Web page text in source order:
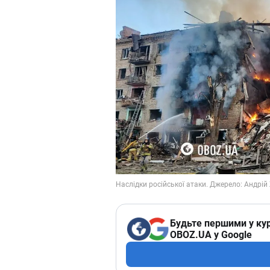
Будьте першими у
OBOZ.UA у Google